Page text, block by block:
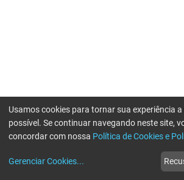
Usamos cookies para tornar sua experiência a
possível. Se continuar navegando neste site,
concordar com nossa Política de Cookies e
Gerenciar Cookies...
Erro ao enviar informações, por favor tente